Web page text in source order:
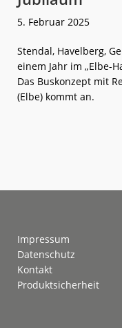
5. Februar 2025
Stendal, Havelberg,
einem Jahr im „Elbe-
Das Buskonzept mit
(Elbe) kommt an.
Impressum
Datenschutz
Kontakt
Produktsicherheit